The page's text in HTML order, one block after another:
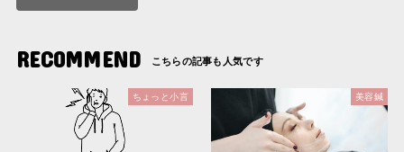
RECOMMEND
ちょっと小言 美容鍼